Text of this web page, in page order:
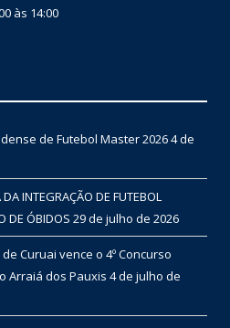
às 14:00
de Futebol Master 20264 de
INTEGRAÇÃO DE FUTEBOL
DE ÓBIDOS 29 de julho de 2026
Curuai vence o 4º Concurso
Arraiá dos Pauxis 4 de julho de